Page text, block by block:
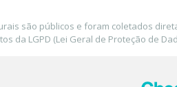
são públicos e foram coletados
da LGPD (Lei Geral de Proteção de